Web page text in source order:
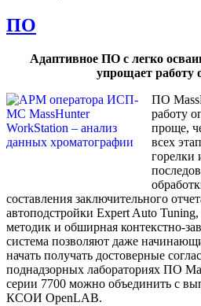
ПО
Адаптивное ПО с легко
упрощает работу
ПО
работу
проще,
всех
горелки
составления заключительного
автоподстройки Expert Auto
методик и обширная контекстно-
система позволяют даже
начать получать достоверные
поднадзорных лабораториях ПО
серии 7700 можно объединить с
КСОИ OpenLAB.